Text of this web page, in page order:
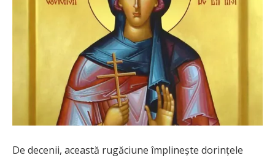
De decenii, această rugăciune împlinește dorințele